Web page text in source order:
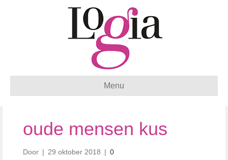
Menu
oude mensen kus
Door | 29 oktober 2018 | 0